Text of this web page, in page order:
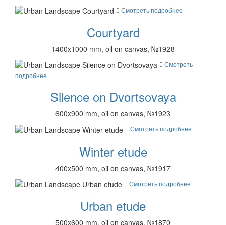
Смотреть подробнее
Courtyard
1400x1000 mm, oil on canvas, №1928
Смотреть
подробнее
Silence on Dvortsovaya
600x900 mm, oil on canvas, №1923
Смотреть подробнее
Winter etude
400x500 mm, oil on canvas, №1917
Смотреть подробнее
Urban etude
500x600 mm, oil on canvas, №1870